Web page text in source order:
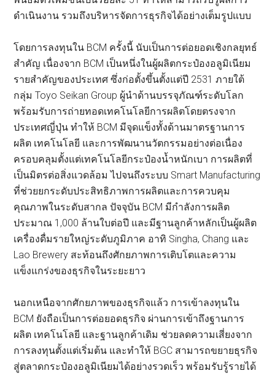
ดำเนินงาน รวมถึงบริหารจัดการธุรกิจได้อย่างเต็มรูปแบบ
โดยการลงทุนใน BCM ครั้งนี้ นับเป็นการต่อยอดเชิงกลยุทธ์
สำคัญ เนื่องจาก BCM เป็นหนึ่งในผู้ผลิตกระป๋องอลูมิเนียม
รายสำคัญของประเทศ ซึ่งก่อตั้งขึ้นตั้งแต่ปี 2531 ภายใต้
กลุ่ม Toyo Seikan Group ผู้นำด้านบรรจุภัณฑ์ระดับโลก
พร้อมรับการถ่ายทอดเทคโนโลยีการผลิตโดยตรงจาก
ประเทศญี่ปุ่น ทำให้ BCM มีจุดแข็งทั้งด้านมาตรฐานการ
ผลิต เทคโนโลยี และการพัฒนานวัตกรรมอย่างต่อเนื่อง
ครอบคลุมตั้งแต่เทคโนโลยีกระป๋องน้ำหนักเบา การผลิตที่
เป็นมิตรต่อสิ่งแวดล้อม ไปจนถึงระบบ Smart Manufacturing
ที่ช่วยยกระดับประสิทธิภาพการผลิตและการควบคุม
คุณภาพในระดับสากล ปัจจุบัน BCM มีกำลังการผลิต
ประมาณ 1,000 ล้านใบต่อปี และมีฐานลูกค้าหลักเป็นผู้ผลิต
เครื่องดื่มรายใหญ่ระดับภูมิภาค อาทิ Singha, Chang และ
Lao Brewery สะท้อนถึงศักยภาพการเติบโตและความ
แข็งแกร่งของธุรกิจในระยะยาว
นอกเหนือจากศักยภาพของธุรกิจแล้ว การเข้าลงทุนใน
BCM ยังถือเป็นการต่อยอดธุรกิจ ผ่านการเข้าถึงฐานการ
ผลิต เทคโนโลยี และฐานลูกค้าเดิม ช่วยลดความเสี่ยงจาก
การลงทุนตั้งแต่เริ่มต้น และทำให้ BGC สามารถขยายธุรกิจ
สู่ตลาดกระป๋องอลูมิเนียมได้อย่างรวดเร็ว พร้อมรับรู้รายได้